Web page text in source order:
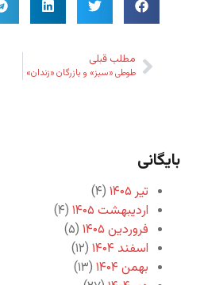
مطلب قبلی
طوطی «سبز» و بازرگان «زندان»
بایگانی
تیر ۱۴۰۵
(۴)
اردیبهشت ۱۴۰۵
(۴)
فروردین ۱۴۰۵
(۵)
اسفند ۱۴۰۴
(۱۲)
بهمن ۱۴۰۴
(۱۳)